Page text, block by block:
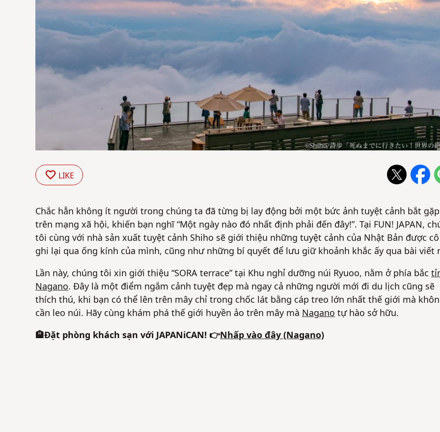
LIKE
Chắc hẳn không ít người trong chúng ta đã từng bị lay động bởi một bức ảnh tuyệt cảnh bắt gặp
trên mạng xã hội, khiến bạn nghĩ “Một ngày nào đó nhất định phải đến đây!”. Tại FUN! JAPAN,
tôi cùng với nhà sản xuất tuyệt cảnh Shiho sẽ giới thiệu những tuyệt cảnh của Nhật Bản được
ghi lại qua ống kính của mình, cũng như những bí quyết để lưu giữ khoảnh khắc ấy qua bài viết
Lần này, chúng tôi xin giới thiệu “SORA terrace” tại Khu nghỉ dưỡng núi Ryuoo, nằm ở phía bắc
Nagano. Đây là một điểm ngắm cảnh tuyệt đẹp mà ngay cả những người mới đi du lịch cũng sẽ
thích thú, khi bạn có thể lên trên mây chỉ trong chốc lát bằng cáp treo lớn nhất thế giới mà
cần leo núi. Hãy cùng khám phá thế giới huyền ảo trên mây mà Naganotự hào sở hữu.
🏨Đặt phòng khách sạn với JAPANiCAN! 👉Nhấp vào đây (Nagano)